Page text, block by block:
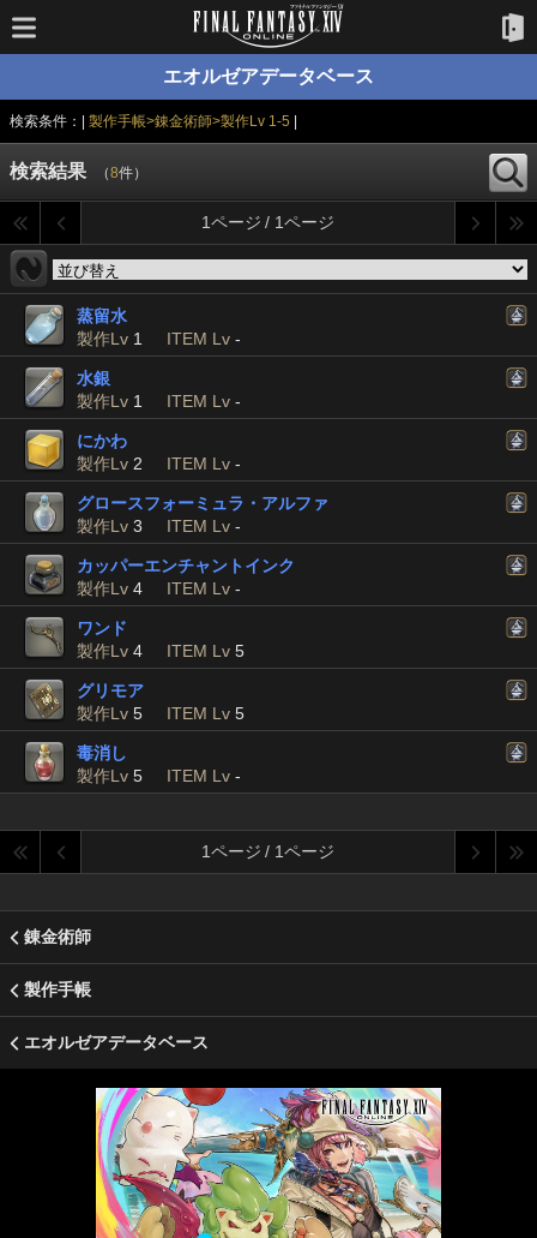
エオルゼアデータベース
検索条件：| 製作手帳>錬金術師>製作Lv 1-5
検索結果 （8件）
1ページ / 1ページ
蒸留水
製作Lv 1 ITEM Lv -
水銀
製作Lv 1 ITEM Lv -
にかわ
製作Lv 2 ITEM Lv -
グロースフォーミュラ・アルファ
製作Lv 3 ITEM Lv -
カッパーエンチャントインク
製作Lv 4 ITEM Lv -
ワンド
製作Lv 4 ITEM Lv 5
グリモア
製作Lv 5 ITEM Lv 5
毒消し
製作Lv 5 ITEM Lv -
1ページ / 1ページ
錬金術師
製作手帳
エオルゼアデータベース